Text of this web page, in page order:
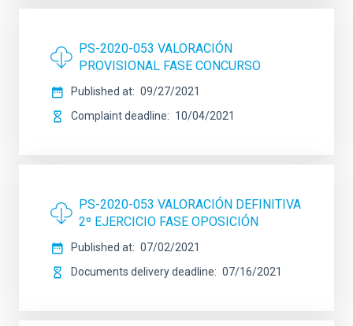
PS-2020-053 VALORACIÓN
PROVISIONAL FASE CONCURSO
Published at
09/27/2021
Complaint deadline
10/04/2021
PS-2020-053 VALORACIÓN DEFINITIVA
2º EJERCICIO FASE OPOSICIÓN
Published at
07/02/2021
Documents delivery deadline
07/16/2021